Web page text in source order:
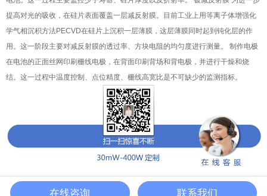
提高对光的吸收，在硅片表面覆盖一层减反射膜。目前工业上用等离子体增强化
学气相沉积方法PECVD在硅片上沉积一层薄膜，这层薄膜同时起到钝化层的作
用。这一阶段主要对减反射膜的透过率、方块电阻的均匀度进行测量。 制作电极
在电池的正面丝网印刷栅线电极，在背面印刷背场和背电极，并进行干燥和烧
结。这一过程中温度控制、点位精度、栅线高宽比是不可缺少的监测指标。
在线咨询 联系我们